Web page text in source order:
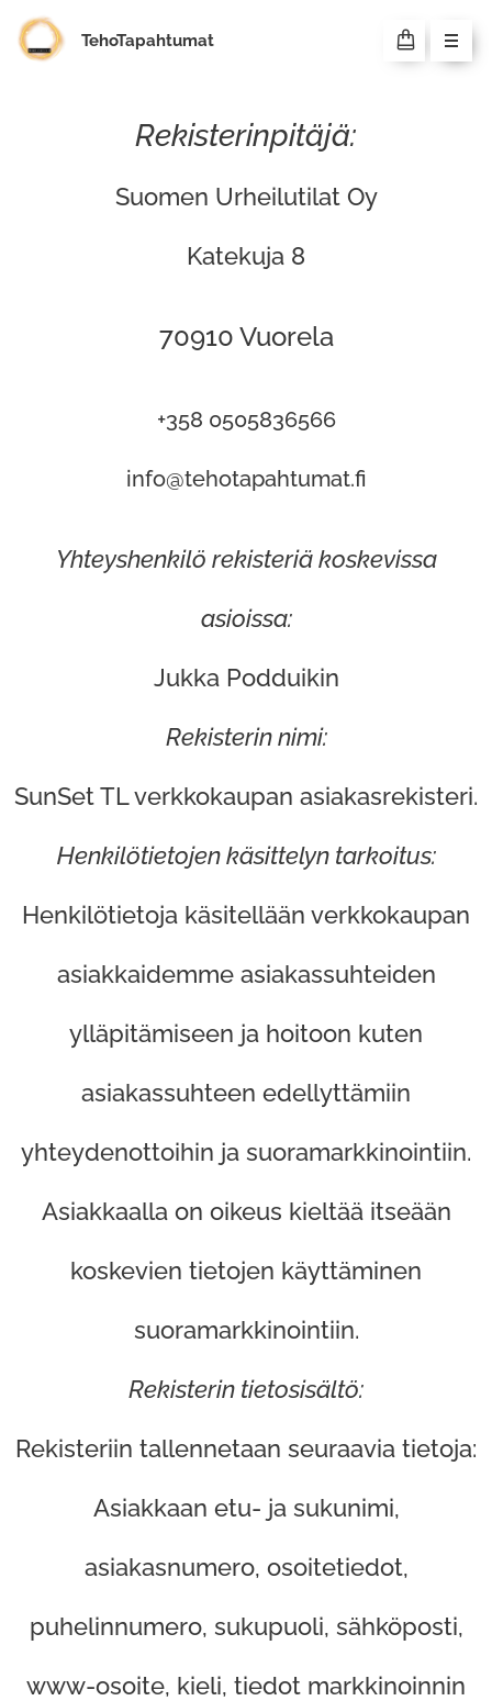
TehoTapahtumat
Rekisterinpitäjä:
Suomen Urheilutilat Oy
Katekuja 8
70910 Vuorela
+358 0505836566
info@tehotapahtumat.fi
Yhteyshenkilö rekisteriä koskevissa
asioissa:
Jukka Podduikin
Rekisterin nimi:
SunSet TL verkkokaupan asiakasrekisteri.
Henkilötietojen käsittelyn tarkoitus:
Henkilötietoja käsitellään verkkokaupan
asiakkaidemme asiakassuhteiden
ylläpitämiseen ja hoitoon kuten
asiakassuhteen edellyttämiin
yhteydenottoihin ja suoramarkkinointiin.
Asiakkaalla on oikeus kieltää itseään
koskevien tietojen käyttäminen
suoramarkkinointiin.
Rekisterin tietosisältö:
Rekisteriin tallennetaan seuraavia tietoja:
Asiakkaan etu- ja sukunimi,
asiakasnumero, osoitetiedot,
puhelinnumero, sukupuoli, sähköposti,
www-osoite, kieli, tiedot markkinoinnin